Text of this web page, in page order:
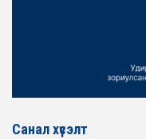
Санал хүсэлт